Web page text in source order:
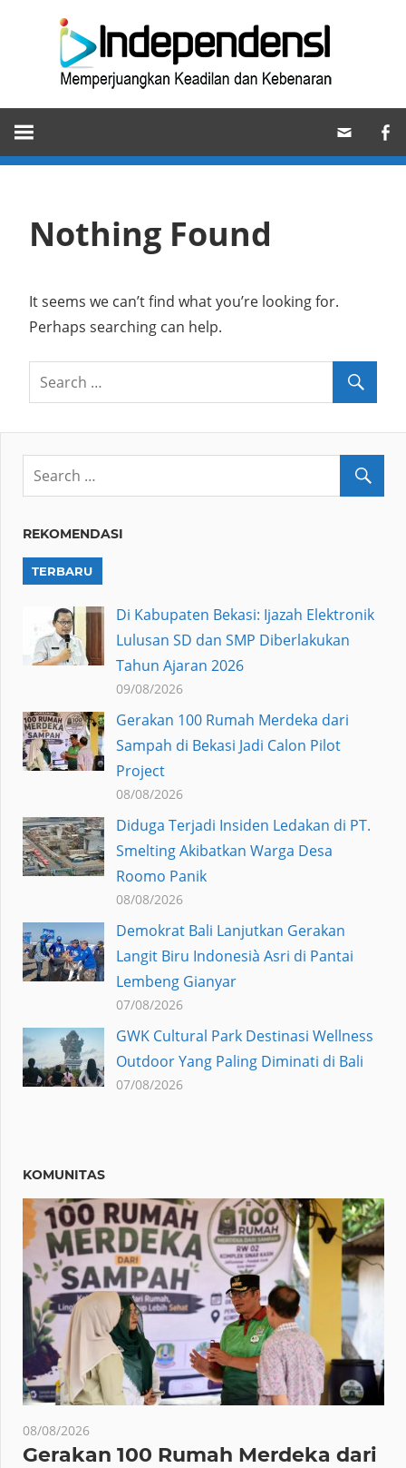
Memperjuangkan
Keadilan
dan
Nothing Found
It seems we can’t find what you’re looking for.
Perhaps searching can help.
REKOMENDASI
TERBARU
Di Kabupaten Bekasi: Ijazah Elektronik
Lulusan SD dan SMP Diberlakukan
Tahun Ajaran 2026
09/08/2026
Gerakan 100 Rumah Merdeka dari
Sampah di Bekasi Jadi Calon Pilot
Project
08/08/2026
Diduga Terjadi Insiden Ledakan di PT.
Smelting Akibatkan Warga Desa
Roomo Panik
08/08/2026
Demokrat Bali Lanjutkan Gerakan
Langit Biru Indonesià Asri di Pantai
Lembeng Gianyar
07/08/2026
GWK Cultural Park Destinasi Wellness
Outdoor Yang Paling Diminati di Bali
07/08/2026
KOMUNITAS
08/08/2026
Gerakan 100 Rumah Merdeka dari